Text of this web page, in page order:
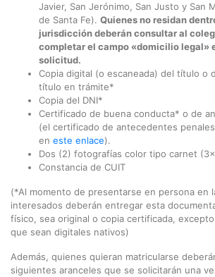
Javier, San Jerónimo, San Justo y San
de Santa Fe). Quienes no residan
jurisdicción deberán consultar al
completar el campo «domicilio legal»
solicitud.
Copia digital (o escaneada) del título o
título en trámite*
Copia del DNI*
Certificado de buena conducta* o de
(el certificado de antecedentes
en este enlace).
Dos (2) fotografías color tipo carnet
Constancia de CUIT
(*Al momento de presentarse en persona en
interesados deberán entregar esta
físico, sea original o copia certificada,
que sean digitales nativos)
Además, quienes quieran matricularse
siguientes aranceles que se solicitarán una